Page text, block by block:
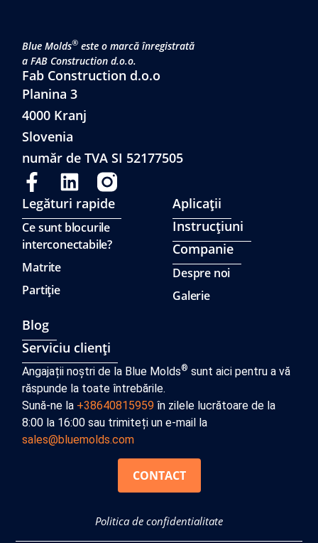
Blue Molds® este o marcă înregistrată
a FAB Construction d.o.o.
Fab Construction d.o.o
Planina 3
4000 Kranj
Slovenia
număr de TVA SI 52177505
Legături rapide
Ce sunt blocurile
interconectabile?
Matrite
Partiție
Aplicații
Instrucţiuni
Companie
Despre noi
Galerie
Blog
Serviciu clienți
Angajații noștri de la Blue Molds® sunt aici pentru a vă
răspunde la toate întrebările.
Sună-ne la +38640815959 în zilele lucrătoare de la
8:00 la 16:00 sau trimiteți un e-mail la
sales@bluemolds.com
CONTACT
Politica de confidentialitate